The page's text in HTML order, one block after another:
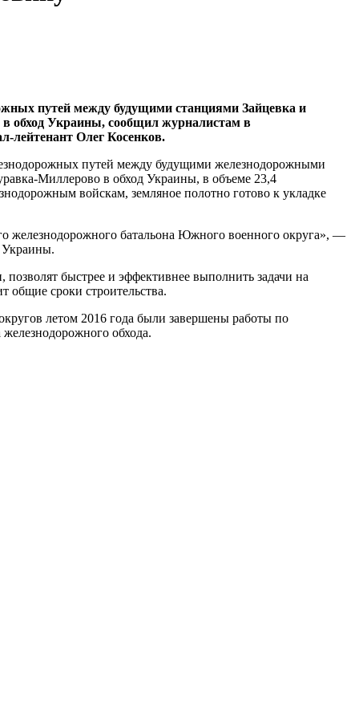
путей между будущими станциями Зайцевка и
обход Украины, сообщил журналистам в
лейтенант Олег Косенков.
путей между будущими железнодорожными
Миллерово в обход Украины, в объеме 23,4
войскам, земляное полотно готово к укладке
железнодорожного батальона Южного военного округа», —
Украины.
быстрее и эффективнее выполнить задачи на
общие сроки строительства.
летом 2016 года были завершены работы по
обхода.